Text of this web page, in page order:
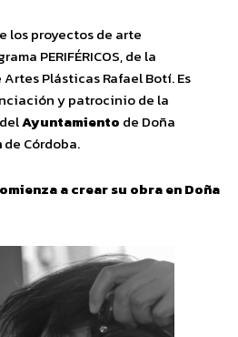
los proyectos de arte
PERIFÉRICOS, de la
Plásticas Rafael Botí. Es
y patrocinio de la
delAyuntamiento de Doña
de Córdoba.
a crear su obra en Doña